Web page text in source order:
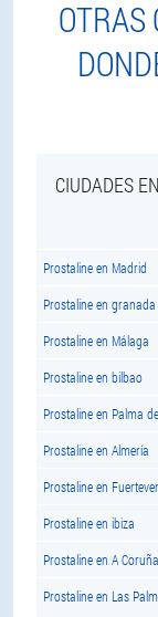
OTRAS
CIUDADES
Prostaline en Madrid
Prostaline en granada
Prostaline en Málaga
Prostaline en bilbao
Prostaline en Palma
Prostaline en Almería
Prostaline en
Prostaline en ibiza
Prostaline en A Coruña
Prostaline en Las